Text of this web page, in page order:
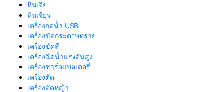
หินเจีย
หินเจียร
เครื่องกดน้ำ USB
เครื่องขัดกระดาษทราย
เครื่องขัดสี
เครื่องฉีดน้ำแรงดันสูง
เครื่องชาร์จแบตเตอรี่
เครื่องตัด
เครื่องตัดหญ้า